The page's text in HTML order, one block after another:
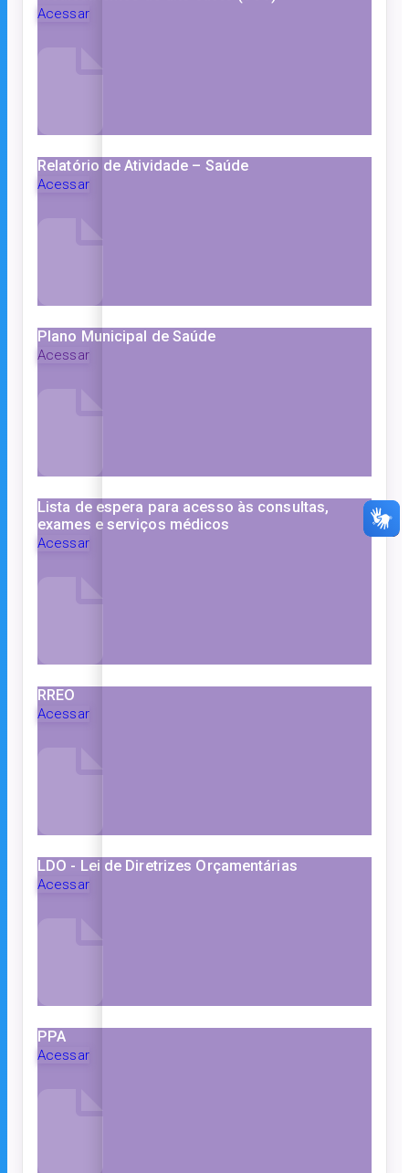
Acessar
Relatório de Atividade – Saúde
Acessar
Plano Municipal de Saúde
Acessar
Lista de espera para acesso às consultas,
exames e serviços médicos
Acessar
RREO
Acessar
LDO - Lei de Diretrizes Orçamentárias
Acessar
PPA
Acessar